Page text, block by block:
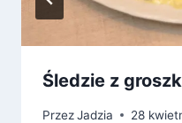
Śledzie z
PrzezJadzia 28